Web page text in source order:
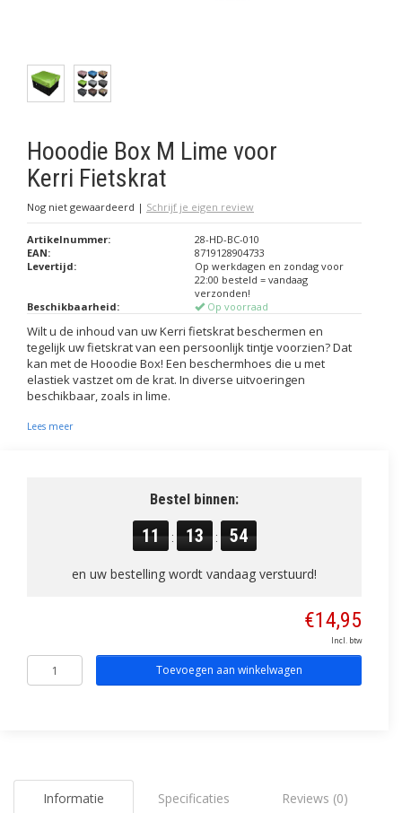
Hooodie Box M Lime voor
Kerri Fietskrat
Nog niet gewaardeerd | Schrijf je eigen review
Artikelnummer:
28-HD-BC-010
EAN:
8719128904733
Levertijd:
Op werkdagen en zondag voor
22:00 besteld = vandaag
verzonden!
Beschikbaarheid:
Op voorraad
Wilt u de inhoud van uw Kerri fietskrat beschermen en
tegelijk uw fietskrat van een persoonlijk tintje voorzien? Dat
kan met de Hooodie Box! Een beschermhoes die u met
elastiek vastzet om de krat. In diverse uitvoeringen
beschikbaar, zoals in lime.
Lees meer
Bestel binnen:
11 : 13 : 53
en uw bestelling wordt vandaag verstuurd!
€14,95
Incl. btw
Toevoegen aan winkelwagen
Informatie Specificaties Reviews (0)